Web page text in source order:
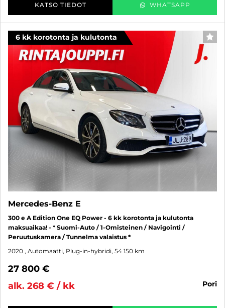
KATSO TIEDOT WHATSAPP
6 kk korotonta ja kulutonta
Mercedes-Benz E
300 e A Edition One EQ Power - 6 kk korotonta ja kulutonta
maksuaikaa! - * Suomi-Auto / 1-Omisteinen / Navigointi /
Peruutuskamera / Tunnelma valaistus *
2020 , Automaatti, Plug-in-hybridi, 54 150 km
27 800 €
alk. 268 € / kk
pori